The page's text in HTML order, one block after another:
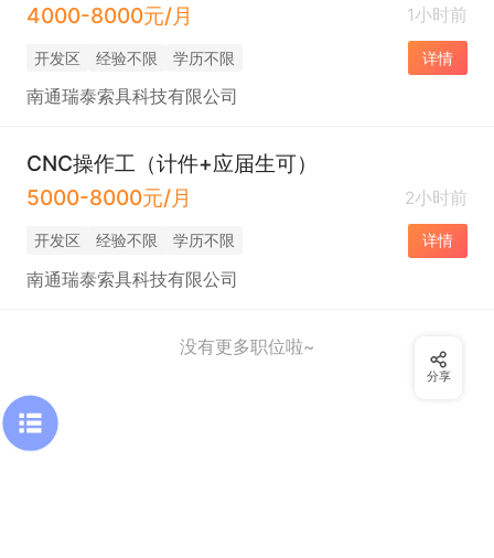
4000-8000元/月
1小时前
开发区 经验不限 学历不限 详情
南通瑞泰索具科技有限公司
CNC操作工（计件+应届生可）
5000-8000元/月
2小时前
开发区 经验不限 学历不限 详情
南通瑞泰索具科技有限公司
没有更多职位啦~
分享